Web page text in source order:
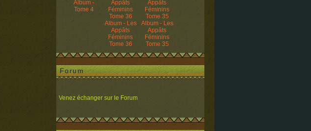
Album -
Tome 4
Album - Les
Appâts
Féminins
Tome 36
Album - Les
Appâts
Féminins
Tome 35
Forum
Venez échanger sur le Forum